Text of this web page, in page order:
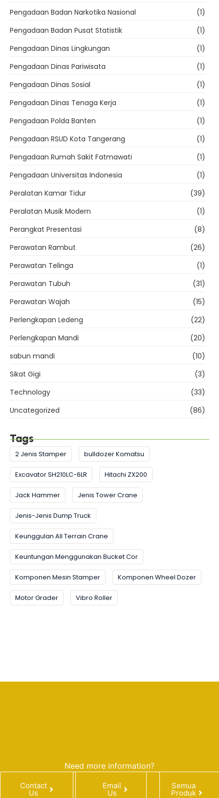
Pengadaan Badan Narkotika Nasional
(1)
Pengadaan Badan Pusat Statistik
(1)
Pengadaan Dinas Lingkungan
(1)
Pengadaan Dinas Pariwisata
(1)
Pengadaan Dinas Sosial
(1)
Pengadaan Dinas Tenaga Kerja
(1)
Pengadaan Polda Banten
(1)
Pengadaan RSUD Kota Tangerang
(1)
Pengadaan Rumah Sakit Fatmawati
(1)
Pengadaan Universitas Indonesia
(1)
Peralatan Kamar Tidur
(39)
Peralatan Musik Modern
(1)
Perangkat Presentasi
(8)
Perawatan Rambut
(26)
Perawatan Telinga
(1)
Perawatan Tubuh
(31)
Perawatan Wajah
(15)
Perlengkapan Ledeng
(22)
Perlengkapan Mandi
(20)
sabun mandi
(10)
Sikat Gigi
(3)
Technology
(33)
Uncategorized
(86)
Tags
2 Jenis Stamper bulldozer Komatsu
Excavator SH210LC-6LR Hitachi ZX200
Jack Hammer Jenis Tower Crane
Jenis-Jenis Dump Truck
Keunggulan All Terrain Crane
Keuntungan Menggunakan Bucket Cor
Komponen Mesin Stamper Komponen Wheel Dozer
Motor Grader Vibro Roller
Need more information?
Contact
Us
Email
Us
Semua
Produk